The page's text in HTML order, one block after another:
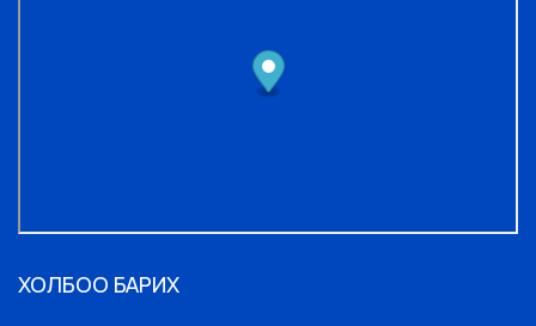
ХОЛБОО БАРИХ